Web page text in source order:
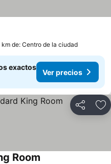
km de: Centro de la ciudad
exactos
Ver precios
Compartir
Room